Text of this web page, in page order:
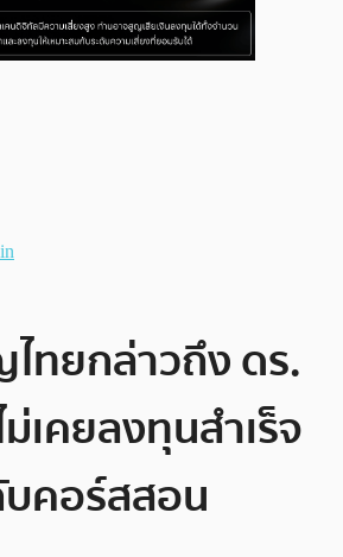
ทยกล่าวถึง ดร.
เคยลงทุนสำเร็จ
คอร์สสอน